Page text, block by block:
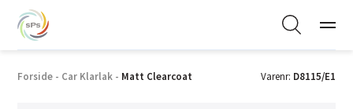
Forside - Car Klarlak - Matt Clearcoat Varenr: D8115/E1